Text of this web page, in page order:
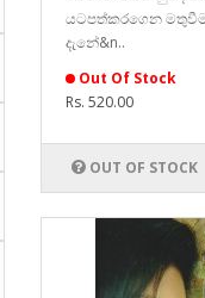
යටපත්කරගෙන
දැනේ&n..
Out Of Stock
Rs. 520.00
OUT OF STOCK